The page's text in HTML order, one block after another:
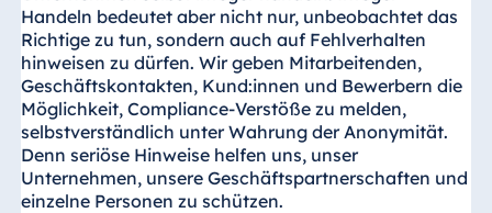
Handeln bedeutet aber nicht nur, unbeobachtet das
Richtige zu tun, sondern auch auf Fehlverhalten
hinweisen zu dürfen. Wir geben Mitarbeitenden,
Geschäftskontakten, Kund:innen und Bewerbern die
Möglichkeit, Compliance-Verstöße zu melden,
selbstverständlich unter Wahrung der Anonymität.
Denn seriöse Hinweise helfen uns, unser
Unternehmen, unsere Geschäftspartnerschaften und
einzelne Personen zu schützen.